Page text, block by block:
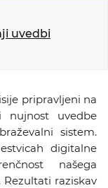
uvedbi
pripravljeni na
nujnost uvedbe
sistem.
digitalne
našega
raziskav